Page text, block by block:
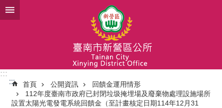
跳到主要內容區塊
:::
:::
首頁 公開資訊
回饋金運用情形
112年度臺南市政府已封閉垃圾掩埋場及廢棄物處理設施場所
設置太陽光電發電系統回饋金（至計畫核定日期114年12月31